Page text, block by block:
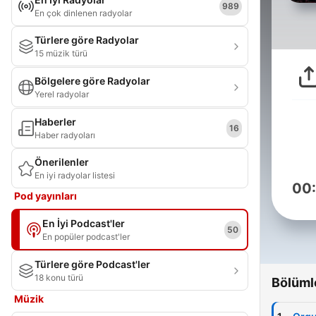
En çok dinlenen radyolar
989
Türlere göre Radyolar
15 müzik türü
Bölgelere göre Radyolar
Yerel radyolar
Haberler
Haber radyoları
16
Önerilenler
En iyi radyolar listesi
Pod yayınları
En İyi Podcast'ler
En popüler podcast'ler
50
Türlere göre Podcast'ler
18 konu türü
Müzik